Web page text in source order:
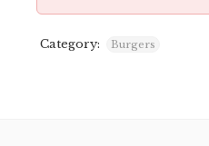
Category: Burgers